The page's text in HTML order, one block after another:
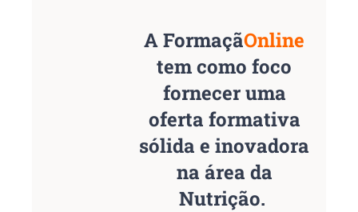
A FormaçãOnline
tem como foco
fornecer uma
oferta formativa
sólida e inovadora
na área da
Nutrição.